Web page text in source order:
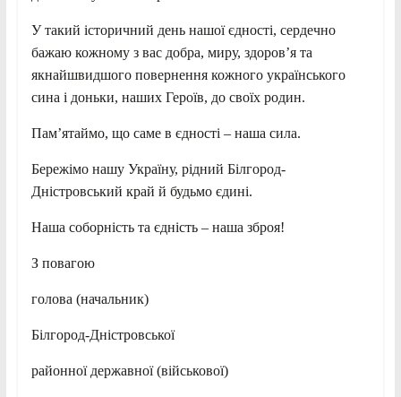
У такий історичний день нашої єдності, сердечно
бажаю кожному з вас добра, миру, здоров’я та
якнайшвидшого повернення кожного українського
сина і доньки, наших Героїв, до своїх родин.
Пам’ятаймо, що саме в єдності – наша сила.
Бережімо нашу Україну, рідний Білгород-
Дністровський край й будьмо єдині.
Наша соборність та єдність – наша зброя!
З повагою
голова (начальник)
Білгород-Дністровської
районної державної (військової)